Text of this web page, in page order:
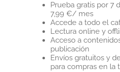
Prueba gratis por 7
7,99 €/ mes
Accede a todo el
Lectura online y
Acceso a
publicación
Envíos gratuitos y
para compras en la